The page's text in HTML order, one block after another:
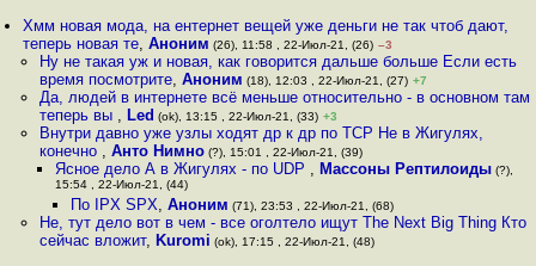
Хмм новая мода, на ентернет вещей уже деньги не так чтоб дают,
теперь новая те,Аноним (26), 11:58 , 22-Июл-21, (26) –3
Ну не такая уж и новая, как говорится дальше больше Если есть
время посмотрите, Аноним (18), 12:03 , 22-Июл-21, (27) +7
Да, людей в интернете всё меньше относительно - в основном там
теперь вы , Led (ok), 13:15 , 22-Июл-21, (33) +3
Внутри давно уже узлы ходят др к др по TCP Не в Жигулях,
конечно , Анто Нимно(?), 15:01 , 22-Июл-21, (39)
Ясное дело А в Жигулях - по UDP , Массоны Рептилоиды(?),
15:54 , 22-Июл-21, (44)
По IPX SPX,Аноним (71), 23:53 , 22-Июл-21, (68)
Не, тут дело вот в чем - все оголтело ищут The Next Big Thing Кто
сейчас вложит, Kuromi (ok), 17:15 , 22-Июл-21, (48)